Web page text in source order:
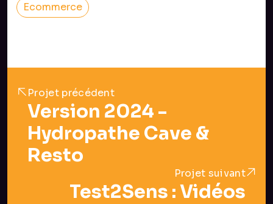
Ecommerce
Projet précédent
Version 2024 -
Hydropathe Cave &
Resto
Projet suivant
Test2Sens : Vidéos